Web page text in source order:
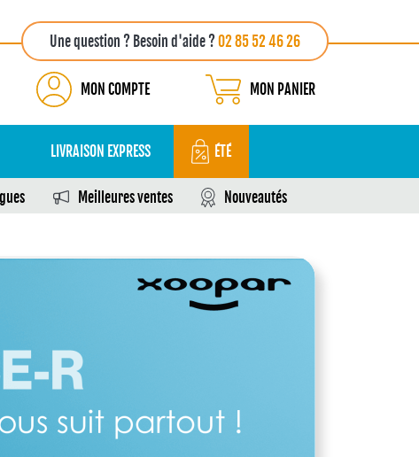
Une question ? Besoin d'aide ?02 85 52 46 26
MON COMPTE MON PANIER
LIVRAISON EXPRESS ÉTÉ
Meilleures ventes Nouveautés